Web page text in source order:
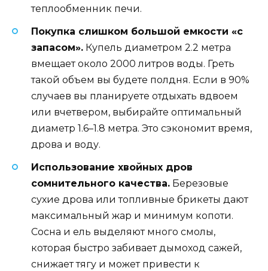
теплообменник печи.
Покупка слишком большой емкости «с
запасом». Купель диаметром 2.2 метра
вмещает около 2000 литров воды. Греть
такой объем вы будете полдня. Если в 90%
случаев вы планируете отдыхать вдвоем
или вчетвером, выбирайте оптимальный
диаметр 1.6–1.8 метра. Это сэкономит время,
дрова и воду.
Использование хвойных дров
сомнительного качества. Березовые
сухие дрова или топливные брикеты дают
максимальный жар и минимум копоти.
Сосна и ель выделяют много смолы,
которая быстро забивает дымоход сажей,
снижает тягу и может привести к